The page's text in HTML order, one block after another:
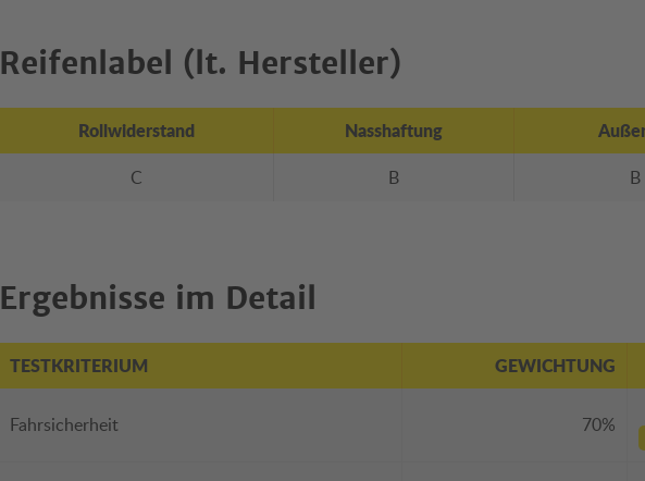
Reifenlabel (lt. Hersteller)
Rollwiderstand Nasshaftung
C B
Ergebnisse im Detail
TESTKRITERIUM GEWICHTUNG
Fahrsicherheit 70%